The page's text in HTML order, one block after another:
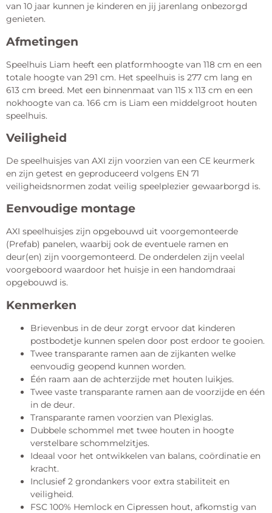
van 10 jaar kunnen je kinderen en jij jarenlang onbezorgd
genieten.
Afmetingen
Speelhuis Liam heeft een platformhoogte van 118 cm en een
totale hoogte van 291 cm. Het speelhuis is 277 cm lang en
613 cm breed. Met een binnenmaat van 115 x 113 cm en een
nokhoogte van ca. 166 cm is Liam een middelgroot houten
speelhuis.
Veiligheid
De speelhuisjes van AXI zijn voorzien van een CE keurmerk
en zijn getest en geproduceerd volgens EN 71
veiligheidsnormen zodat veilig speelplezier gewaarborgd is.
Eenvoudige montage
AXI speelhuisjes zijn opgebouwd uit voorgemonteerde
(Prefab) panelen, waarbij ook de eventuele ramen en
deur(en) zijn voorgemonteerd. De onderdelen zijn veelal
voorgeboord waardoor het huisje in een handomdraai
opgebouwd is.
Kenmerken
Brievenbus in de deur zorgt ervoor dat kinderen
postbodetje kunnen spelen door post erdoor te gooien.
Twee transparante ramen aan de zijkanten welke
eenvoudig geopend kunnen worden.
Één raam aan de achterzijde met houten luikjes.
Twee vaste transparante ramen aan de voorzijde en één
in de deur.
Transparante ramen voorzien van Plexiglas.
Dubbele schommel met twee houten in hoogte
verstelbare schommelzitjes.
Ideaal voor het ontwikkelen van balans, coördinatie en
kracht.
Inclusief 2 grondankers voor extra stabiliteit en
veiligheid.
FSC 100% Hemlock en Cipressen hout, afkomstig van